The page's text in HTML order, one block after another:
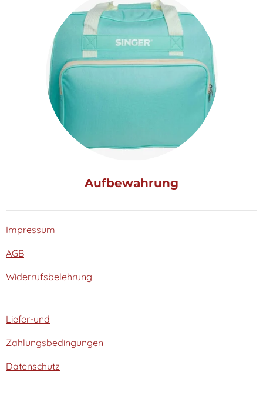
Aufbewahrung
Impressum
AGB
Widerrufsbelehrung
Liefer-und
Zahlungsbedingungen
Datenschutz